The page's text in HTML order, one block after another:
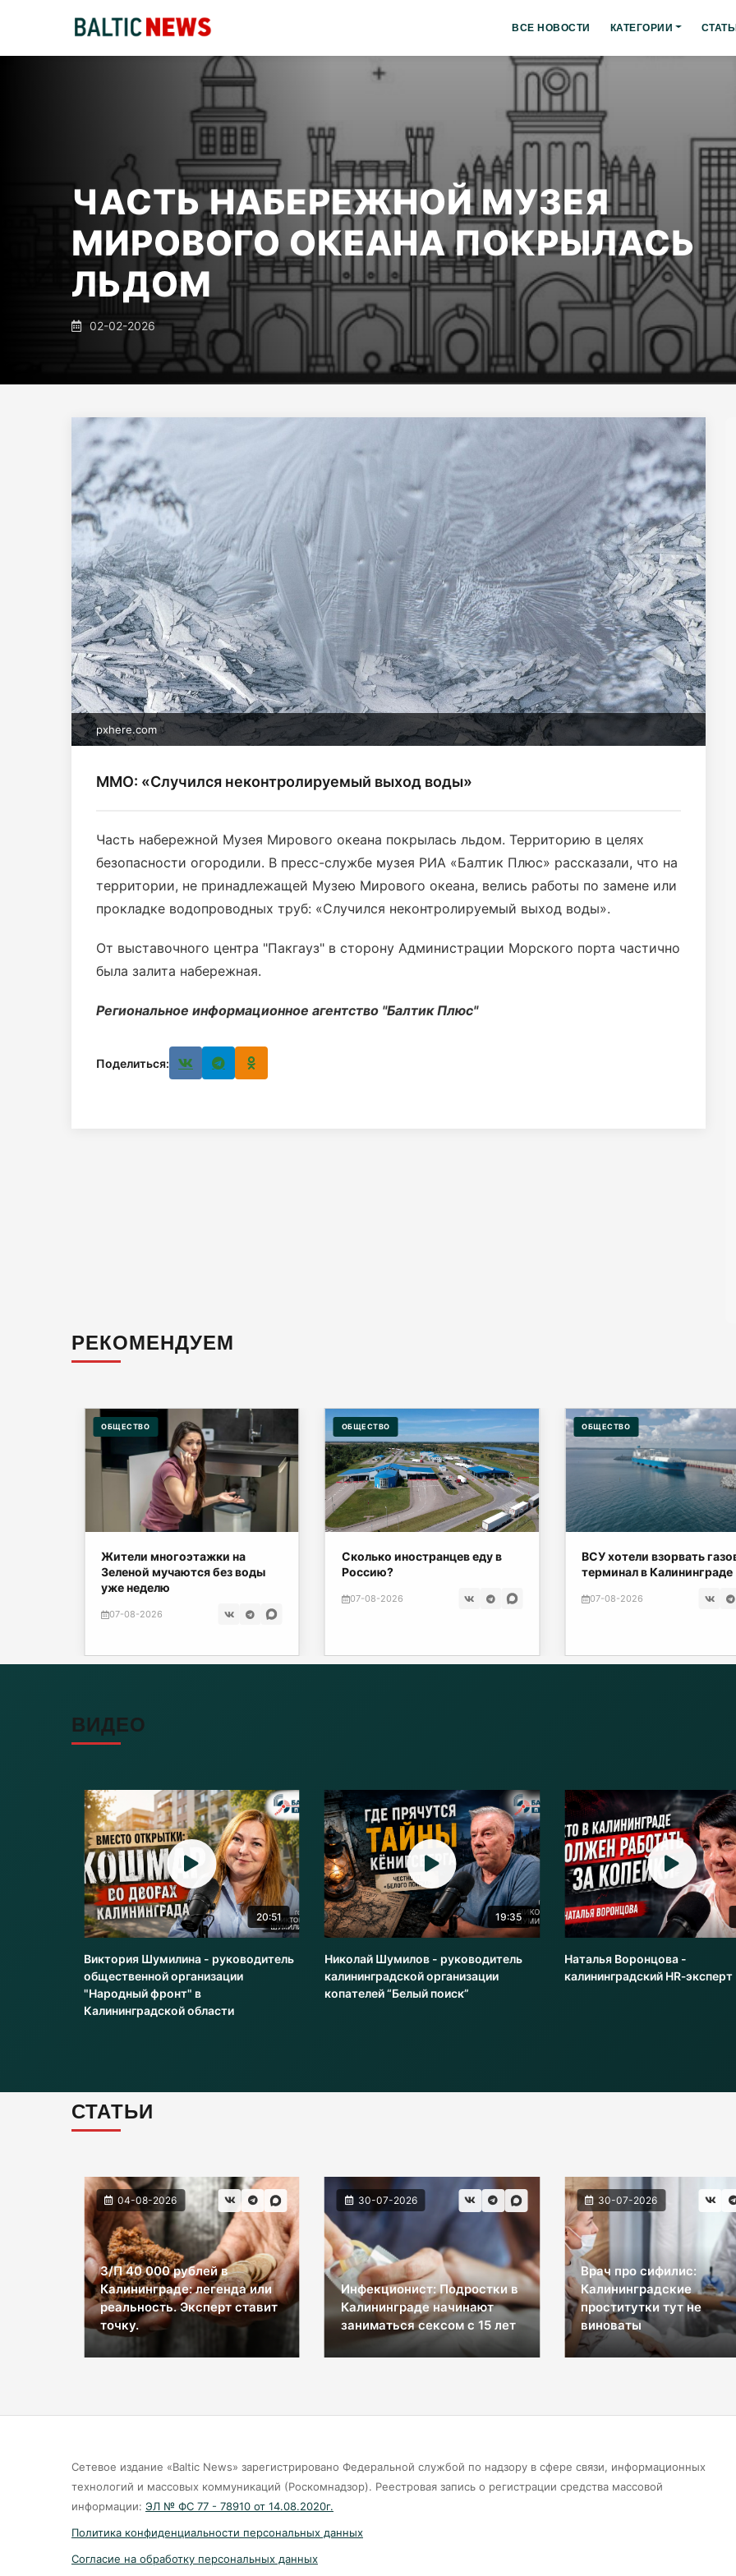
ВСЕ НОВОСТИ КАТЕГОРИИ
ЧАСТЬ НАБЕРЕЖНОЙ МУЗЕЯ
МИРОВОГО ОКЕАНА ПОКРЫЛАСЬ
ЛЬДОМ
02-02-2026
pxhere.com
ММО: «Случился неконтролируемый выход воды»
Часть набережной Музея Мирового океана покрылась льдом. Территорию в целях
безопасности огородили. В пресс-службе музея РИА «Балтик Плюс» рассказали, что на
территории, не принадлежащей Музею Мирового океана, велись работы по замене или
прокладке водопроводных труб: «Случился неконтролируемый выход воды».
От выставочного центра "Пакгауз" в сторону Администрации Морского порта частично
была залита набережная.
Региональное информационное агентство "Балтик Плюс"
Поделиться:
РЕКОМЕНДУЕМ
ОБЩЕСТВО
Жители многоэтажки на
Зеленой мучаются без воды
уже неделю
07-08-2026
ОБЩЕСТВО
Сколько иностранцев еду в
Россию?
07-08-2026
ОБЩЕСТВО
ВСУ хотели взорвать
терминал в Калининграде
07-08-2026
ВИДЕО
20:51
Виктория Шумилина - руководитель
общественной организации
"Народный фронт" в
Калининградской области
19:35
Николай Шумилов - руководитель
калининградской организации
копателей “Белый поиск”
Наталья Воронцова -
калининградский HR‑эксперт
СТАТЬИ
04-08-2026
З/П 40 000 рублей в
Калининграде: легенда или
реальность. Эксперт ставит
точку.
30-07-2026
Инфекционист: Подростки в
Калининграде начинают
заниматься сексом с 15 лет
30-07-2026
Врач про сифилис:
Калининградские
проститутки тут не
виноваты
Сетевое издание «Baltic News» зарегистрировано Федеральной службой по надзору в сфере связи, информационных
технологий и массовых коммуникаций (Роскомнадзор). Реестровая запись о регистрации средства массовой
информации: ЭЛ № ФС 77 - 78910 от 14.08.2020г.
Политика конфиденциальности персональных данных
Согласие на обработку персональных данных